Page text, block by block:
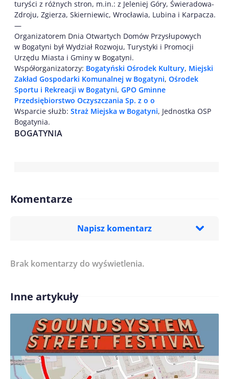
turyści z różnych stron, m.in.: z Jeleniej Góry, Świeradowa-
Zdroju, Zgierza, Skierniewic, Wrocławia, Lubina i Karpacza.
—
Organizatorem Dnia Otwartych Domów Przysłupowych
w Bogatyni był Wydział Rozwoju, Turystyki i Promocji
Urzędu Miasta i Gminy w Bogatyni.
Współorganizatorzy: Bogatyński Ośrodek Kultury, Miejski
Zakład Gospodarki Komunalnej w Bogatyni, Ośrodek
Sportu i Rekreacji w Bogatyni, GPO Gminne
Przedsiębiorstwo Oczyszczania Sp. z o o
Wsparcie służb: Straż Miejska w Bogatyni, Jednostka OSP
Bogatynia.
BOGATYNIA
Komentarze
Napisz komentarz
Treść komentarza*
Imię/ Nick*
Brak komentarzy do wyświetlenia.
Inne artykuły